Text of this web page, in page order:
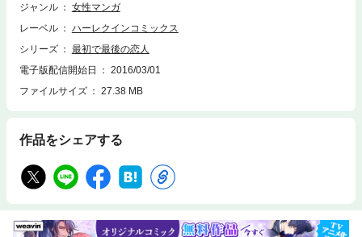
ジャンル
女性マンガ
レーベル
ハーレクインコミックス
シリーズ
最初で最後の恋人
電子版配信開始日
2016/03/01
ファイルサイズ
27.38 MB
作品をシェアする